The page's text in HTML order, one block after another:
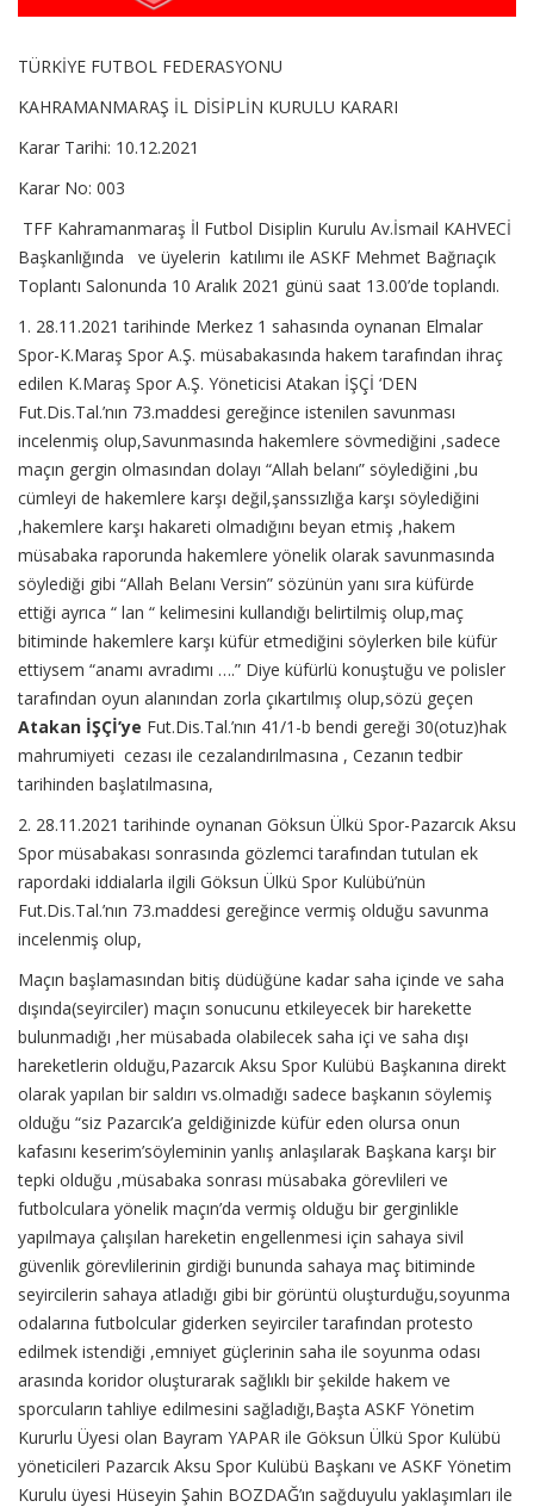
TÜRKİYE FUTBOL FEDERASYONU
KAHRAMANMARAŞ İL DİSİPLİN KURULU KARARI
Karar Tarihi: 10.12.2021
Karar No: 003
TFF Kahramanmaraş İl Futbol Disiplin Kurulu Av.İsmail KAHVECİ
Başkanlığında ve üyelerin katılımı ile ASKF Mehmet Bağrıaçık
Toplantı Salonunda 10 Aralık 2021 günü saat 13.00’de toplandı.
1. 28.11.2021 tarihinde Merkez 1 sahasında oynanan Elmalar
Spor-K.Maraş Spor A.Ş. müsabakasında hakem tarafından ihraç
edilen K.Maraş Spor A.Ş. Yöneticisi Atakan İŞÇİ ‘DEN
Fut.Dis.Tal.’nın 73.maddesi gereğince istenilen savunması
incelenmiş olup,Savunmasında hakemlere sövmediğini ,sadece
maçın gergin olmasından dolayı “Allah belanı” söylediğini ,bu
cümleyi de hakemlere karşı değil,şanssızlığa karşı söylediğini
,hakemlere karşı hakareti olmadığını beyan etmiş ,hakem
müsabaka raporunda hakemlere yönelik olarak savunmasında
söylediği gibi “Allah Belanı Versin” sözünün yanı sıra küfürde
ettiği ayrıca “ lan “ kelimesini kullandığı belirtilmiş olup,maç
bitiminde hakemlere karşı küfür etmediğini söylerken bile küfür
ettiysem “anamı avradımı ….” Diye küfürlü konuştuğu ve polisler
tarafından oyun alanından zorla çıkartılmış olup,sözü geçen
Atakan İŞÇİ’ye Fut.Dis.Tal.’nın 41/1-b bendi gereği 30(otuz)hak
mahrumiyeti cezası ile cezalandırılmasına , Cezanın tedbir
tarihinden başlatılmasına,
2. 28.11.2021 tarihinde oynanan Göksun Ülkü Spor-Pazarcık Aksu
Spor müsabakası sonrasında gözlemci tarafından tutulan ek
rapordaki iddialarla ilgili Göksun Ülkü Spor Kulübü’nün
Fut.Dis.Tal.’nın 73.maddesi gereğince vermiş olduğu savunma
incelenmiş olup,
Maçın başlamasından bitiş düdüğüne kadar saha içinde ve saha
dışında(seyirciler) maçın sonucunu etkileyecek bir harekette
bulunmadığı ,her müsabada olabilecek saha içi ve saha dışı
hareketlerin olduğu,Pazarcık Aksu Spor Kulübü Başkanına direkt
olarak yapılan bir saldırı vs.olmadığı sadece başkanın söylemiş
olduğu “siz Pazarcık’a geldiğinizde küfür eden olursa onun
kafasını keserim’söyleminin yanlış anlaşılarak Başkana karşı bir
tepki olduğu ,müsabaka sonrası müsabaka görevlileri ve
futbolculara yönelik maçın’da vermiş olduğu bir gerginlikle
yapılmaya çalışılan hareketin engellenmesi için sahaya sivil
güvenlik görevlilerinin girdiği bununda sahaya maç bitiminde
seyircilerin sahaya atladığı gibi bir görüntü oluşturduğu,soyunma
odalarına futbolcular giderken seyirciler tarafından protesto
edilmek istendiği ,emniyet güçlerinin saha ile soyunma odası
arasında koridor oluşturarak sağlıklı bir şekilde hakem ve
sporcuların tahliye edilmesini sağladığı,Başta ASKF Yönetim
Kururlu Üyesi olan Bayram YAPAR ile Göksun Ülkü Spor Kulübü
yöneticileri Pazarcık Aksu Spor Kulübü Başkanı ve ASKF Yönetim
Kurulu üyesi Hüseyin Şahin BOZDAĞ’ın sağduyulu yaklaşımları ile